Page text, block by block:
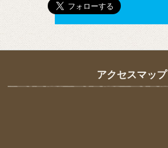
アクセスマップ